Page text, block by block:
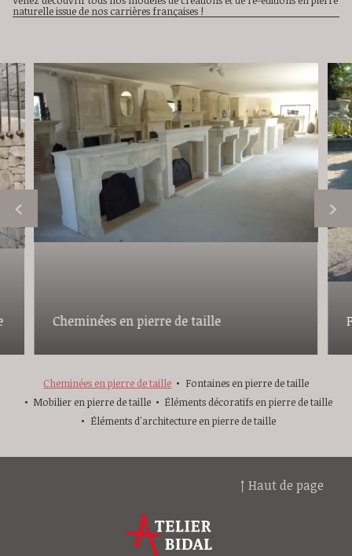
naturelle issue de nos carrières françaises !
Cheminées en pierre de taille
Cheminées en pierre de taille
Fontaines en pierre de taille
Mobilier en pierre de taille
Éléments décoratifs en pierre de taille
Éléments d'architecture en pierre de taille
↑ Haut de page